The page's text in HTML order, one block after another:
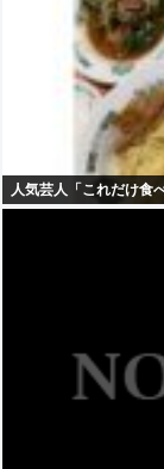
人気芸人「これだけ食